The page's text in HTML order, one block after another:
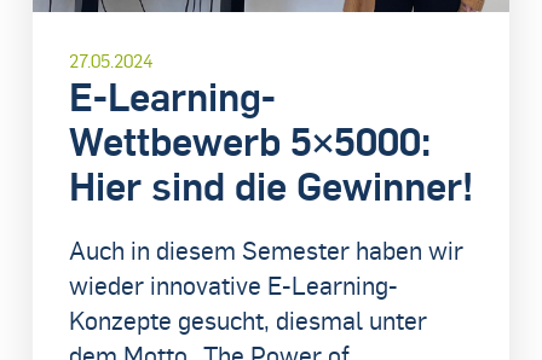
27.05.2024
E-Learning-
Wettbewerb 5×5000:
Hier sind die Gewinner!
Auch in diesem Semester haben wir
wieder innovative E-Learning-
Konzepte gesucht, diesmal unter